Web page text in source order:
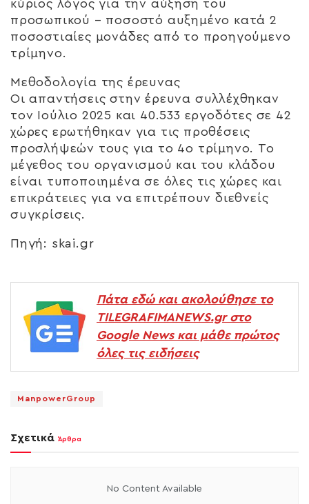
κύριος λόγος για την αύξηση του
προσωπικού – ποσοστό αυξημένο κατά 2
ποσοστιαίες μονάδες από το προηγούμενο
τρίμηνο.
Μεθοδολογία της έρευνας
Οι απαντήσεις στην έρευνα συλλέχθηκαν
τον Ιούλιο 2025 και 40.533 εργοδότες σε 42
χώρες ερωτήθηκαν για τις προθέσεις
προσλήψεών τους για το 4ο τρίμηνο. Το
μέγεθος του οργανισμού και του κλάδου
είναι τυποποιημένα σε όλες τις χώρες και
επικράτειες για να επιτρέπουν διεθνείς
συγκρίσεις.
Πηγή: skai.gr
Πάτα εδώ και ακολούθησε το
TILEGRAFIMANEWS.gr στο
Google News και μάθε πρώτος
όλες τις ειδήσεις
ManpowerGroup
Σχετικά Άρθρα
No Content Available